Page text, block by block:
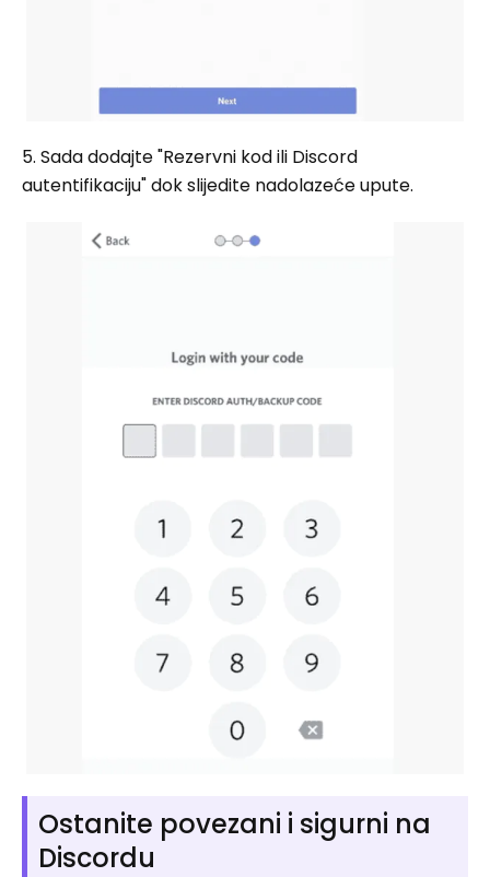
5. Sada dodajte "Rezervni kod ili Discord
autentifikaciju" dok slijedite nadolazeće upute.
Ostanite povezani i sigurni na
Discordu